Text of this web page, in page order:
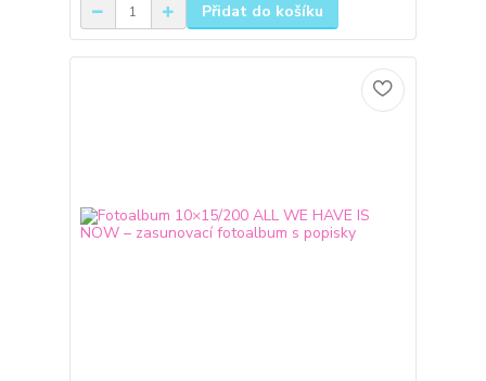
Přidat do košíku